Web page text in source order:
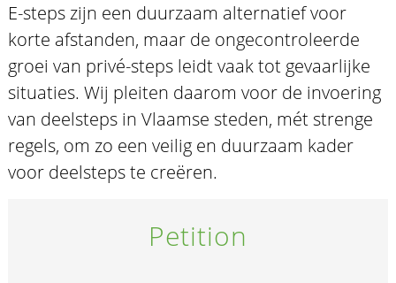
E-steps zijn een duurzaam alternatief voor
korte afstanden, maar de ongecontroleerde
groei van privé-steps leidt vaak tot gevaarlijke
situaties. Wij pleiten daarom voor de invoering
van deelsteps in Vlaamse steden, mét strenge
regels, om zo een veilig en duurzaam kader
voor deelsteps te creëren.
Petition